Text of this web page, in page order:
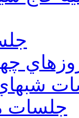
شبهاي
جلسات